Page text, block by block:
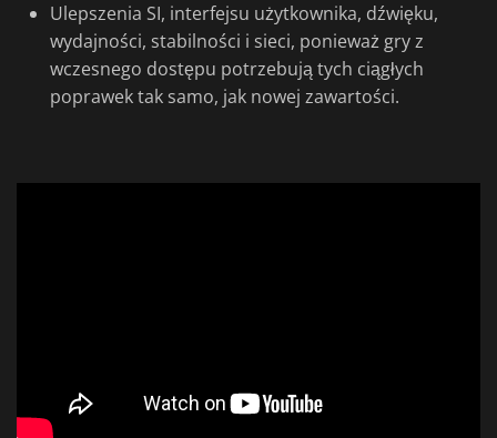
Ulepszenia SI, interfejsu użytkownika, dźwięku,
wydajności, stabilności i sieci, ponieważ gry z
wczesnego dostępu potrzebują tych ciągłych
poprawek tak samo, jak nowej zawartości.